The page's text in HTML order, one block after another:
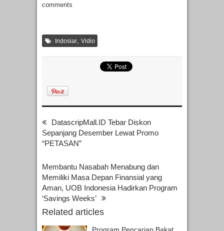
comments
Indosiar Vidio
DatascripMall.ID Tebar Diskon
Sepanjang Desember Lewat Promo
“PETASAN”
Membantu Nasabah Menabung dan
Memiliki Masa Depan Finansial yang
Aman, UOB Indonesia Hadirkan Program
‘Savings Weeks’
Related articles
Program Pencarian Bakat